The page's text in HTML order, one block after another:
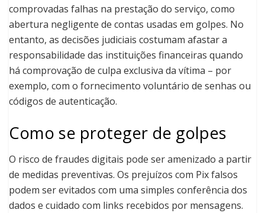
comprovadas falhas na prestação do serviço, como
abertura negligente de contas usadas em golpes. No
entanto, as decisões judiciais costumam afastar a
responsabilidade das instituições financeiras quando
há comprovação de culpa exclusiva da vítima – por
exemplo, com o fornecimento voluntário de senhas ou
códigos de autenticação.
Como se proteger de golpes
O risco de fraudes digitais pode ser amenizado a partir
de medidas preventivas. Os prejuízos com Pix falsos
podem ser evitados com uma simples conferência dos
dados e cuidado com links recebidos por mensagens.